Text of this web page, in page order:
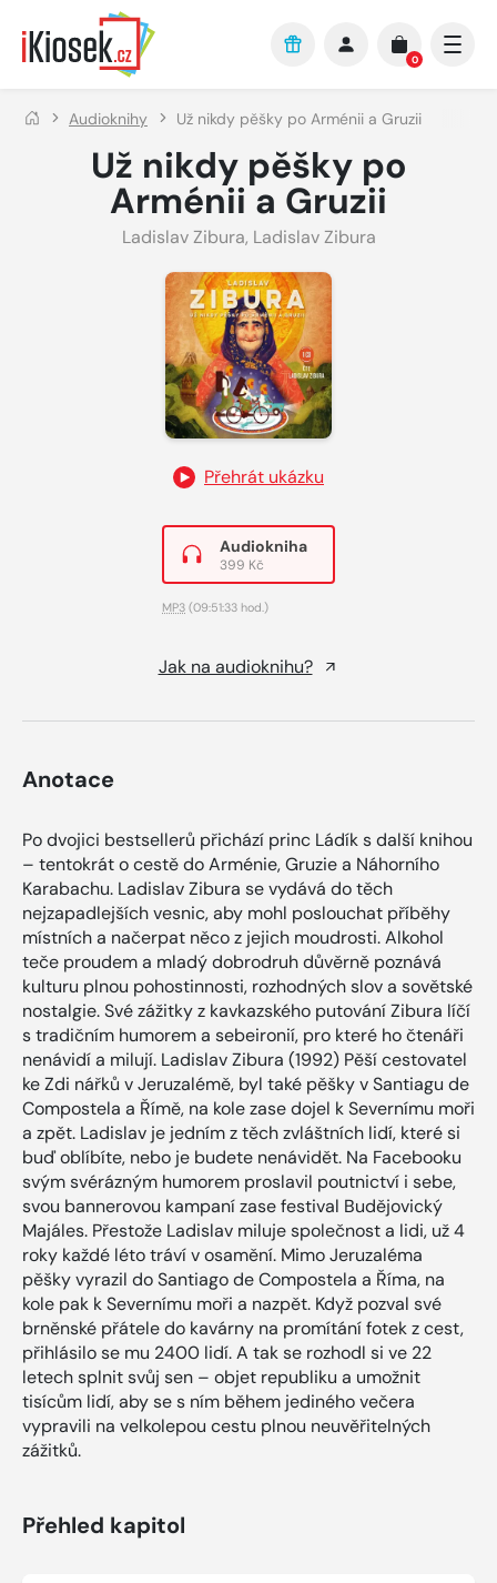
Přejít na hlavní obsah
0
Audioknihy Už nikdy pěšky po Arménii a Gruzii
Už nikdy pěšky po
Arménii a Gruzii
Ladislav Zibura, Ladislav Zibura
Přehrát ukázku
Audiokniha
399 Kč
MP3 (09:51:33 hod.)
Jak na audioknihu?
Anotace
Po dvojici bestsellerů přichází princ Ládík s další knihou
– tentokrát o cestě do Arménie, Gruzie a Náhorního
Karabachu. Ladislav Zibura se vydává do těch
nejzapadlejších vesnic, aby mohl poslouchat příběhy
místních a načerpat něco z jejich moudrosti. Alkohol
teče proudem a mladý dobrodruh důvěrně poznává
kulturu plnou pohostinnosti, rozhodných slov a sovětské
nostalgie. Své zážitky z kavkazského putování Zibura líčí
s tradičním humorem a sebeironií, pro které ho čtenáři
nenávidí a milují. Ladislav Zibura (1992) Pěší cestovatel
ke Zdi nářků v Jeruzalémě, byl také pěšky v Santiagu de
Compostela a Římě, na kole zase dojel k Severnímu moři
a zpět. Ladislav je jedním z těch zvláštních lidí, které si
buď oblíbíte, nebo je budete nenávidět. Na Facebooku
svým svérázným humorem proslavil poutnictví i sebe,
svou bannerovou kampaní zase festival Budějovický
Majáles. Přestože Ladislav miluje společnost a lidi, už 4
roky každé léto tráví v osamění. Mimo Jeruzaléma
pěšky vyrazil do Santiago de Compostela a Říma, na
kole pak k Severnímu moři a nazpět. Když pozval své
brněnské přátele do kavárny na promítání fotek z cest,
přihlásilo se mu 2400 lidí. A tak se rozhodl si ve 22
letech splnit svůj sen – objet republiku a umožnit
tisícům lidí, aby se s ním během jediného večera
vypravili na velkolepou cestu plnou neuvěřitelných
zážitků.
Přehled kapitol